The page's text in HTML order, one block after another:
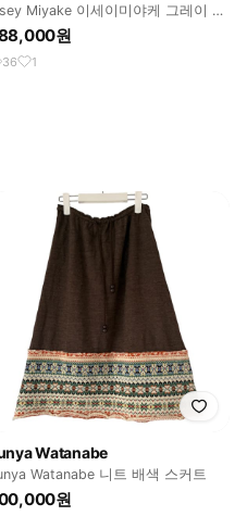
Miyake 이세이미야케 그레이 플
츠 주름 가공 패턴 스커트
원
36 1
Watanabe
Watanabe 니트 배색 스커트
원